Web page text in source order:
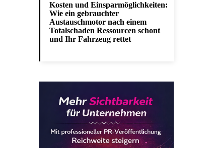
Kosten und Einsparmöglichkeiten:
Wie ein gebrauchter
Austauschmotor nach einem
Totalschaden Ressourcen schont
und Ihr Fahrzeug rettet